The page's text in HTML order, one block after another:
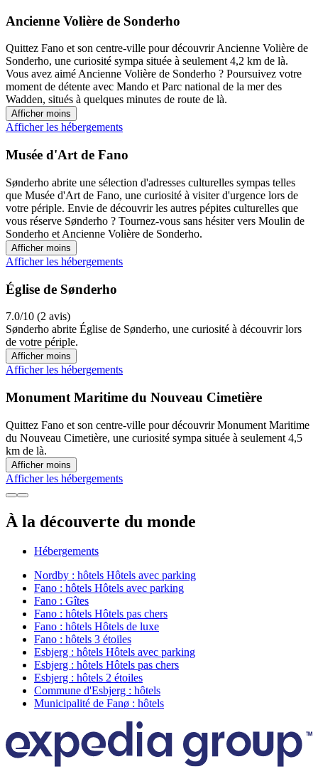
Ancienne Volière de Sonderho
Quittez Fano et son centre-ville pour découvrir Ancienne Volière de
Sonderho, une curiosité sympa située à seulement 4,2 km de là.
Vous avez aimé Ancienne Volière de Sonderho ? Poursuivez votre
moment de détente avec Mando et Parc national de la mer des
Wadden, situés à quelques minutes de route de là.
Afficher moins
Afficher les hébergements
Musée d'Art de Fano
Sønderho abrite une sélection d'adresses culturelles sympas telles
que Musée d'Art de Fano, une curiosité à visiter d'urgence lors de
votre périple. Envie de découvrir les autres pépites culturelles que
vous réserve Sønderho ? Tournez-vous sans hésiter vers Moulin de
Sonderho et Ancienne Volière de Sonderho.
Afficher moins
Afficher les hébergements
Église de Sønderho
7.0/10 (2 avis)
Sønderho abrite Église de Sønderho, une curiosité à découvrir lors
de votre périple.
Afficher moins
Afficher les hébergements
Monument Maritime du Nouveau Cimetière
Quittez Fano et son centre-ville pour découvrir Monument Maritime
du Nouveau Cimetière, une curiosité sympa située à seulement 4,5
km de là.
Afficher moins
Afficher les hébergements
À la découverte du monde
Hébergements
Nordby : hôtels Hôtels avec parking
Fano : hôtels Hôtels avec parking
Fano : Gîtes
Fano : hôtels Hôtels pas chers
Fano : hôtels Hôtels de luxe
Fano : hôtels 3 étoiles
Esbjerg : hôtels Hôtels avec parking
Esbjerg : hôtels Hôtels pas chers
Esbjerg : hôtels 2 étoiles
Commune d'Esbjerg : hôtels
Municipalité de Fanø : hôtels